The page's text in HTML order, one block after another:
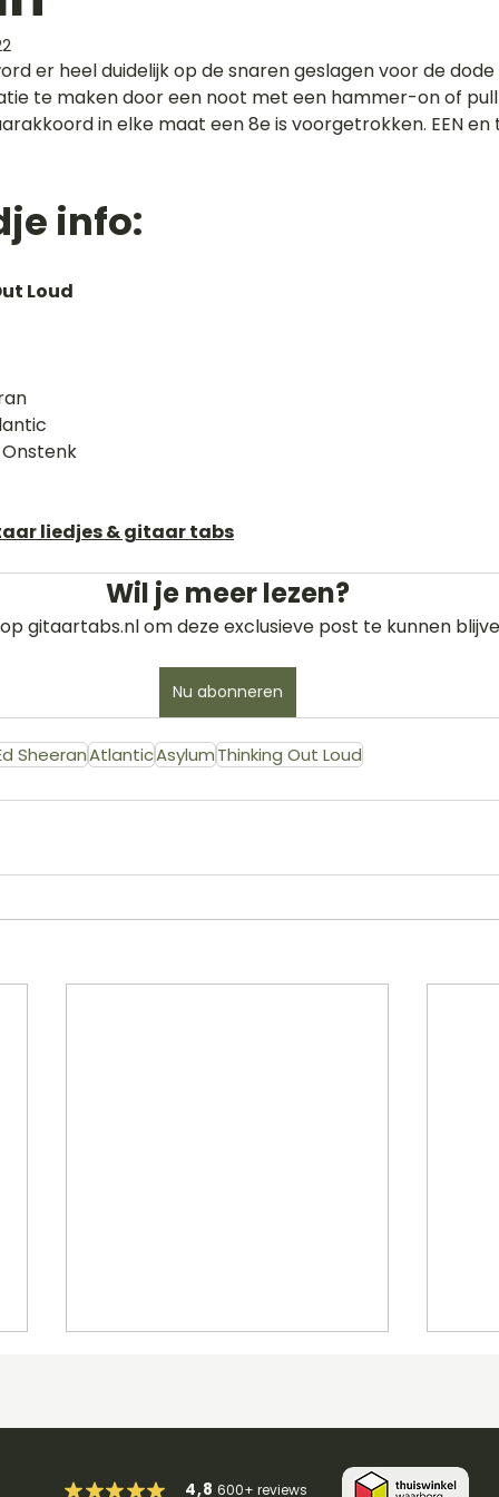
er heel duidelijk op de snaren geslagen voor de
te maken door een noot met een hammer-on of
in elke maat een 8e is voorgetrokken. EEN en
info:
Loud
liedjes & gitaar tabs
Wil je meer lezen?
gitaartabs.nl om deze exclusieve post te kunnen
Nu abonneren
SheeranAtlanticAsylumThinking Out Loud
4,8600+reviews